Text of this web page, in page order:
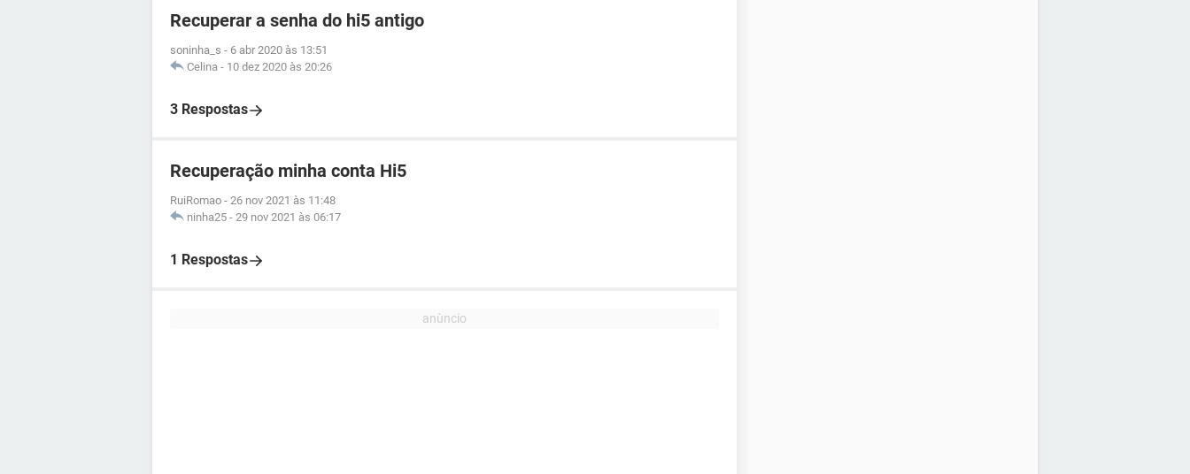
Recuperar a senha do hi5 antigo
soninha_s - 6 abr 2020 às 13:51
Celina - 10 dez 2020 às 20:26
3 Respostas
Recuperação minha conta Hi5
RuiRomao - 26 nov 2021 às 11:48
ninha25 - 29 nov 2021 às 06:17
1 Respostas